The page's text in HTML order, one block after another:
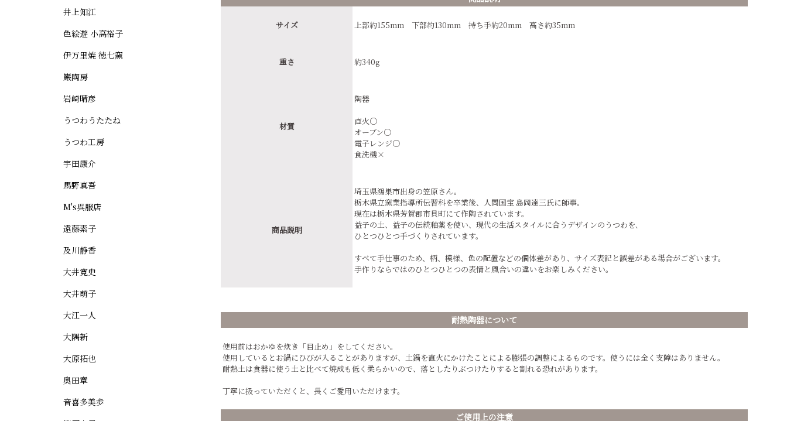
サイズ 上部約155mm 下部約130mm 持ち手約20mm 高さ約35mm
重さ 約340g
材質
陶器
直火○
オーブン○
電子レンジ○
食洗機×
商品説明
埼玉県鴻巣市出身の笠原さん。
栃木県立窯業指導所伝習科を卒業後、人間国宝 島岡達三氏に師事。
現在は栃木県芳賀郡市貝町にて作陶されています。
益子の土、益子の伝統釉薬を使い、現代の生活スタイルに合うデザインのうつわを､
ひとつひとつ手づくりされています。
すべて手仕事のため、柄、模様、色の配置などの個体差があり、サイズ表記と誤差がある場合がございます。
手作りならではのひとつひとつの表情と風合いの違いをお楽しみください。
耐熱陶器について
使用前はおかゆを炊き「目止め」をしてください。
使用しているとお鍋にひびが入ることがありますが、土鍋を直火にかけたことによる膨張の調整によるものです。使うには全く支障はありません。
耐熱土は食器に使う土と比べて焼成も低く柔らかいので、落としたりぶつけたりすると割れる恐れがあります。
丁寧に扱っていただくと、長くご愛用いただけます。
ご使用上の注意
井上知江
色絵遊 小高裕子
伊万里焼 徳七窯
巌陶房
岩崎晴彦
うつわうたたね
うつわ工房
宇田康介
馬野真吾
M's呉服店
遠藤素子
及川静香
大井寛史
大井萌子
大江一人
大隅新
大原拓也
奥田章
音喜多美歩